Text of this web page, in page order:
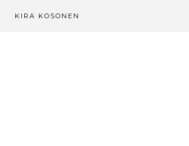
KIRA KOSONEN